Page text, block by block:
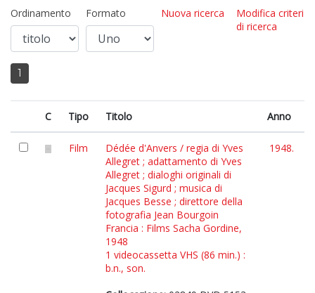
Ordinamento
Formato Nuova ricerca
Modifica criteri
di ricerca
1
C Tipo Titolo Anno
Film
Dédée d'Anvers / regia di Yves
Allegret ; adattamento di Yves
Allegret ; dialoghi originali di
Jacques Sigurd ; musica di
Jacques Besse ; direttore della
fotografia Jean Bourgoin
Francia : Films Sacha Gordine,
1948
1 videocassetta VHS (86 min.) :
b.n., son.
1948.